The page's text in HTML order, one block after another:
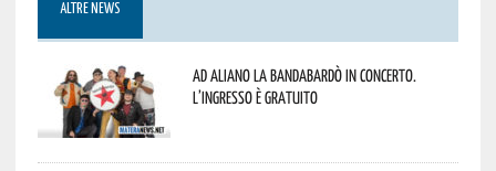
ALTRE NEWS
Ad Aliano la Bandabardò in concerto.
L’ingresso è gratuito